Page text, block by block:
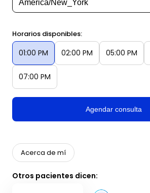
Horarios disponibles:
01:00 PM 02:00 PM 05:00 PM
07:00 PM
Agendar consulta
Acerca de mí
Otros pacientes dicen: